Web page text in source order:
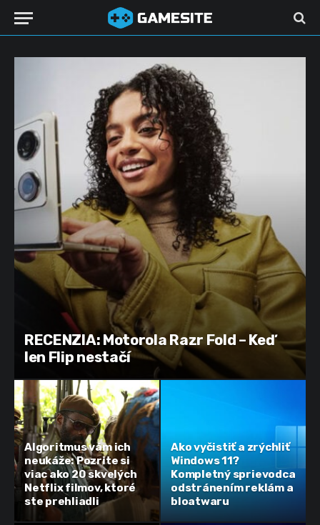
RECENZIA: Motorola Razr Fold – Keď
len Flip nestačí
Algoritmus vám ich
neukáže: Pozrite si
viac ako 20 skvelých
Netflix filmov, ktoré
ste prehliadli
Ako vyčistiť a zrýchliť
Windows 11?
Kompletný sprievodca
odstránením reklám a
bloatwaru